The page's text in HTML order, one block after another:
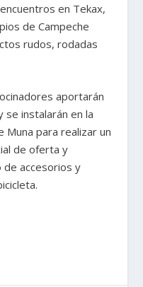
en Tekax,
de Campeche
rudos, rodadas
aportarán
instalarán en la
Muna para realizar un
de oferta y
de accesorios y